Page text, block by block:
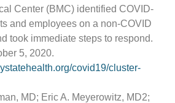
Center (BMC) identified COVID-
and employees on a non-COVID
took immediate steps to respond.
5, 2020.
covid19/cluster-
MD; Eric A. Meyerowitz, MD2;